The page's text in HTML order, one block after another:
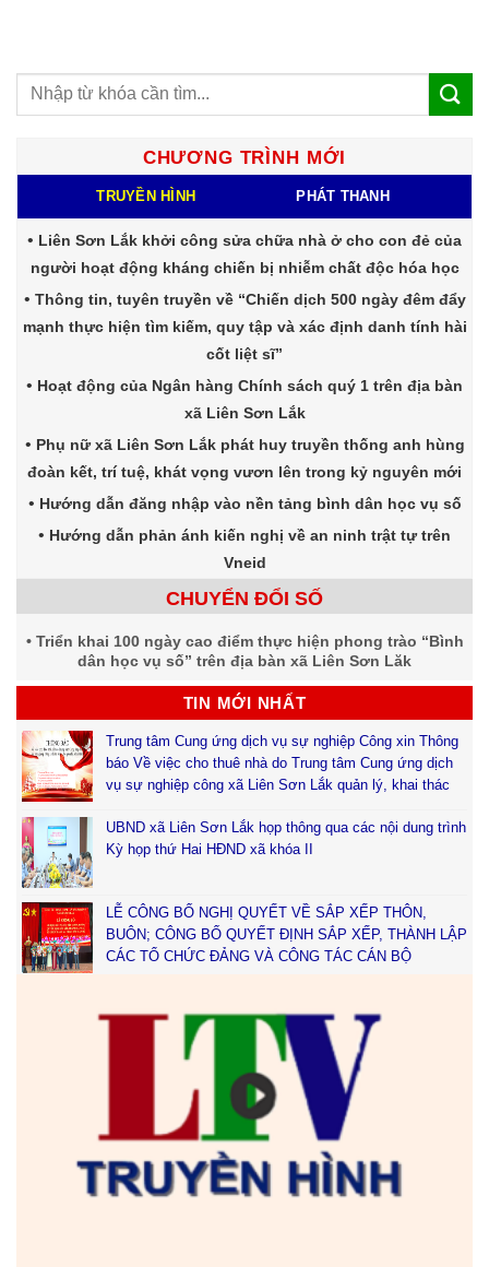
CHƯƠNG TRÌNH MỚI
TRUYỀN HÌNH PHÁT THANH
Liên Sơn Lắk khởi công sửa chữa nhà ở cho con đẻ của
người hoạt động kháng chiến bị nhiễm chất độc hóa học
Thông tin, tuyên truyền về “Chiến dịch 500 ngày đêm đẩy
mạnh thực hiện tìm kiếm, quy tập và xác định danh tính hài
cốt liệt sĩ”
Hoạt động của Ngân hàng Chính sách quý 1 trên địa bàn
xã Liên Sơn Lắk
Phụ nữ xã Liên Sơn Lắk phát huy truyền thống anh hùng
đoàn kết, trí tuệ, khát vọng vươn lên trong kỷ nguyên mới
Hướng dẫn đăng nhập vào nền tảng bình dân học vụ số
Hướng dẫn phản ánh kiến nghị về an ninh trật tự trên
Vneid
CHUYỂN ĐỔI SỐ
Triển khai 100 ngày cao điểm thực hiện phong trào “Bình
dân học vụ số” trên địa bàn xã Liên Sơn Lăk
TIN MỚI NHẤT
Trung tâm Cung ứng dịch vụ sự nghiệp Công xin Thông
báo Về việc cho thuê nhà do Trung tâm Cung ứng dịch
vụ sự nghiệp công xã Liên Sơn Lắk quản lý, khai thác
UBND xã Liên Sơn Lắk họp thông qua các nội dung trình
Kỳ họp thứ Hai HĐND xã khóa II
LỄ CÔNG BỐ NGHỊ QUYẾT VỀ SẮP XẾP THÔN,
BUÔN; CÔNG BỐ QUYẾT ĐỊNH SẮP XẾP, THÀNH LẬP
CÁC TỔ CHỨC ĐẢNG VÀ CÔNG TÁC CÁN BỘ